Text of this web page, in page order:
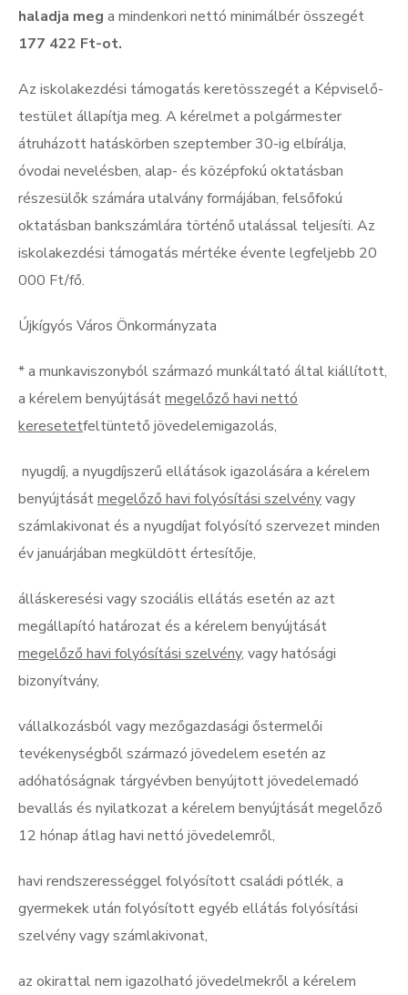
haladja meg a mindenkori nettó minimálbér összegét
177 422 Ft-ot.
Az iskolakezdési támogatás keretösszegét a Képviselő-
testület állapítja meg. A kérelmet a polgármester
átruházott hatáskörben szeptember 30-ig elbírálja,
óvodai nevelésben, alap- és középfokú oktatásban
részesülők számára utalvány formájában, felsőfokú
oktatásban bankszámlára történő utalással teljesíti. Az
iskolakezdési támogatás mértéke évente legfeljebb 20
000 Ft/fő.
Újkígyós Város Önkormányzata
* a munkaviszonyból származó munkáltató által kiállított,
a kérelem benyújtásátmegelőző havi nettó
keresetetfeltüntető jövedelemigazolás,
nyugdíj, a nyugdíjszerű ellátások igazolására a kérelem
benyújtásátmegelőző havi folyósítási szelvényvagy
számlakivonatés a nyugdíjat folyósító szervezet minden
év januárjában megküldött értesítője,
álláskeresési vagy szociális ellátás esetén az azt
megállapító határozat és a kérelem benyújtását
megelőző havi folyósítási szelvény, vagy hatósági
bizonyítvány,
vállalkozásból vagy mezőgazdasági őstermelői
tevékenységből származó jövedelem esetén az
adóhatóságnak tárgyévben benyújtott jövedelemadó
bevallás és nyilatkozat a kérelem benyújtását megelőző
12 hónap átlag havi nettó jövedelemről,
havi rendszerességgel folyósított családi pótlék, a
gyermekek után folyósított egyéb ellátás folyósítási
szelvény vagy számlakivonat,
az okirattal nem igazolható jövedelmekről a kérelem